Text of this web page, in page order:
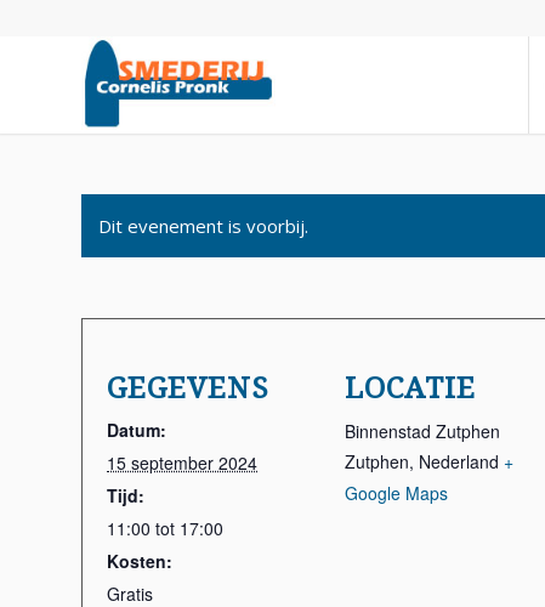
Dit evenement is voorbij.
GEGEVENS
Datum:
15 september 2024
Tijd:
11:00 tot 17:00
Kosten:
Gratis
LOCATIE
Binnenstad Zutphen
Zutphen, Nederland +
Google Maps